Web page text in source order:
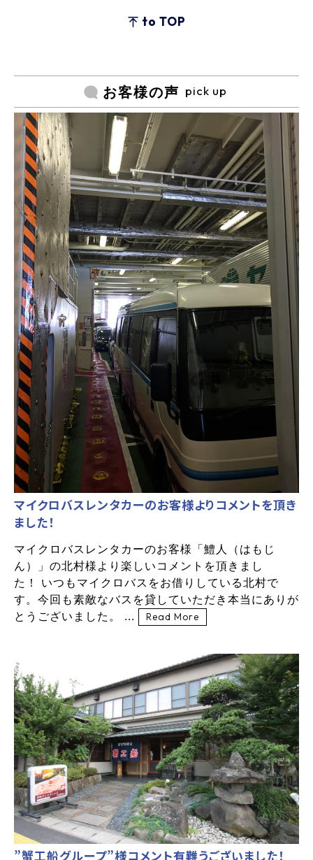
to TOP
お客様の声 pick up
マイクロバスレンタカーのお客様よりコメントを頂き
ました！
マイクロバスレンタカーのお客様「鱧人（はもじ
ん）」の北村様より楽しいコメントを頂きまし
た！ いつもマイクロバスをお借りしている北村で
す。今回も素敵なバスを貸していただき本当にありが
とうございました。 ...
Read More
”蟹工船グループ”様コメント有難うございました！